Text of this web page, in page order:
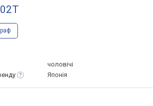
чоловічі
Японія